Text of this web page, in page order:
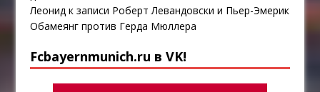
Леонид к записи Роберт Левандовски и Пьер-Эмерик
Обамеянг против Герда Мюллера
Fcbayernmunich.ru в VK!